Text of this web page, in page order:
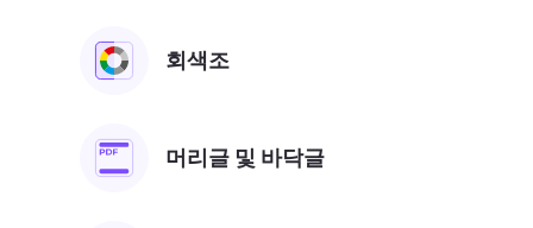
회색조
머리글 및 바닥글